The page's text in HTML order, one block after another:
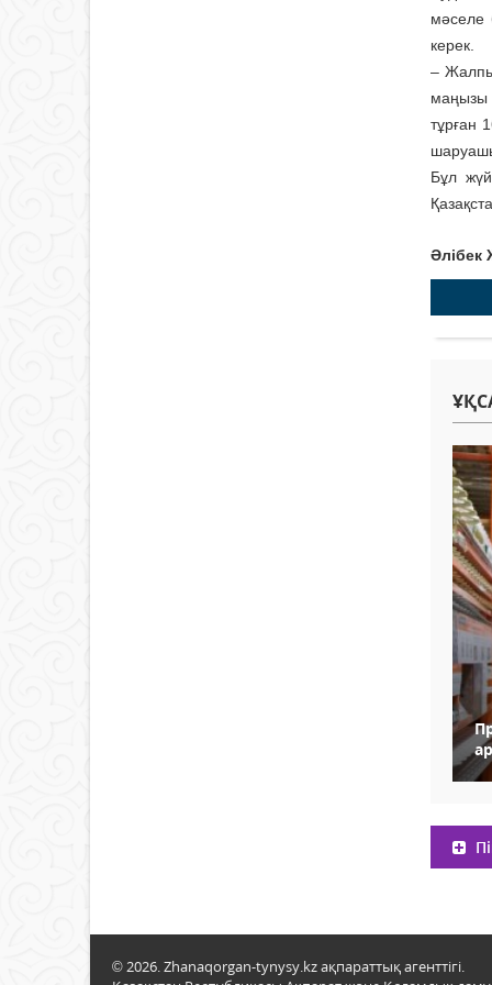
мәселе
керек.
–
маңызы
тұрған
Бұл
© 2026. Zhanaqorgan-tynysy.kz ақпараттық агенттігі.